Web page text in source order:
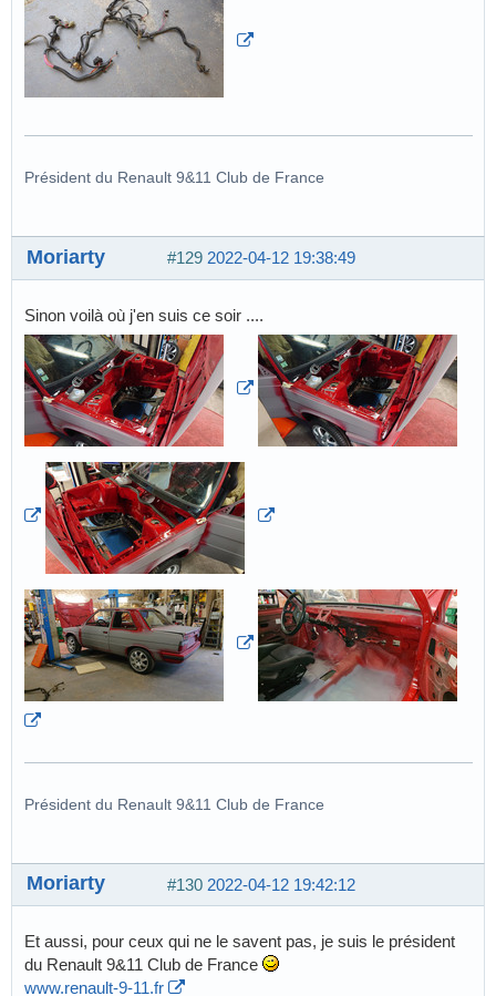
Président du Renault 9&11 Club de France
#129 2022-04-12 19:38:49
Moriarty
Sinon voilà où j'en suis ce soir ....
Président du Renault 9&11 Club de France
#130 2022-04-12 19:42:12
Moriarty
Et aussi, pour ceux qui ne le savent pas, je suis le président
du Renault 9&11 Club de France
www.renault-9-11.fr